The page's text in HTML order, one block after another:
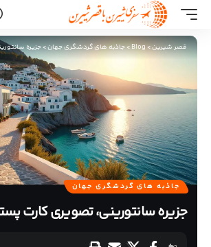
قصر شیرین>
Blog
>جاذبه های گردشگری جهان>جزیره
جاذبه های گردشگری جهان
جزیره سانتورینی، تصویری کارت